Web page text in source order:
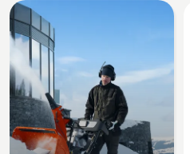
Alle
Produkte